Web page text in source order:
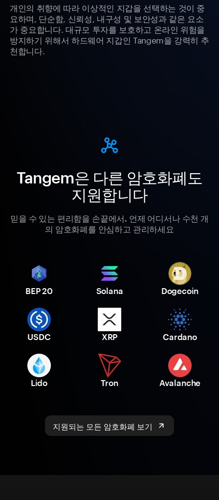
개인의 취향에 따라 이상적인 지갑을 선택하는 것이 중
요하며, 단순함, 신뢰성, 내구성 및 보안성과 같은 요소
가 중요합니다. 대규모 투자를 보호하고 온라인 위험을
방지하기 위해서 하드웨어 지갑인 Tangem을 강력히 추
천합니다.
Tangem은 다른 암호화폐도
지원합니다
믿을 수 있는 편리함을 손끝에서. 언제 어디서나 수천 개
의 암호화폐를 안심하고 관리하세요
BEP 20 Solana Dogecoin
USDC XRP Cardano
Lido Tron Avalanche
지원되는 모든 암호화폐 보기